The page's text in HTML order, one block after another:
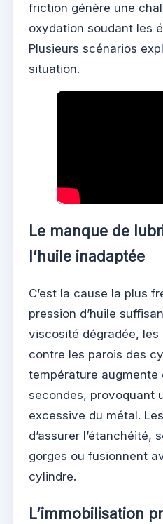
friction génère une
oxydation soudant les
Plusieurs scénarios
situation.
Le manque de
l’huile inadaptée
C’est la cause la plus
pression d’huile
viscosité dégradée,
contre les parois des
température augmente
secondes, provoquant
excessive du métal.
d’assurer l’étanchéité,
gorges ou fusionnent
cylindre.
L’immobilisation